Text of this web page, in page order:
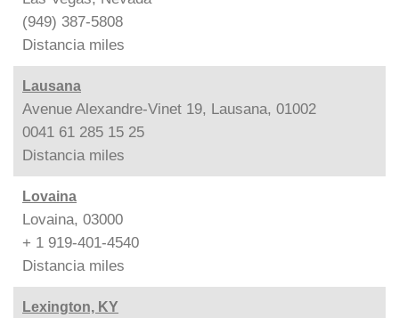
(949) 387-5808
Distancia miles
Lausana
Avenue Alexandre-Vinet 19, Lausana, 01002
0041 61 285 15 25
Distancia miles
Lovaina
Lovaina, 03000
+ 1 919-401-4540
Distancia miles
Lexington, KY